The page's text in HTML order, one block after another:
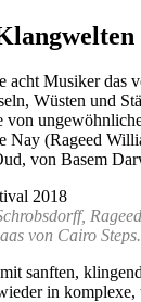
acht Musiker das
Wüsten und
von
Nay (Rageed
von Basem
von Cairo
sanften,
in